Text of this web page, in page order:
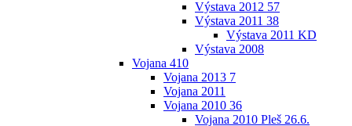
Výstava 2012 57
Výstava 2011 38
Výstava 2011 KD
Výstava 2008
Vojana 410
Vojana 2013 7
Vojana 2011
Vojana 2010 36
Vojana 2010 Pleš 26.6.